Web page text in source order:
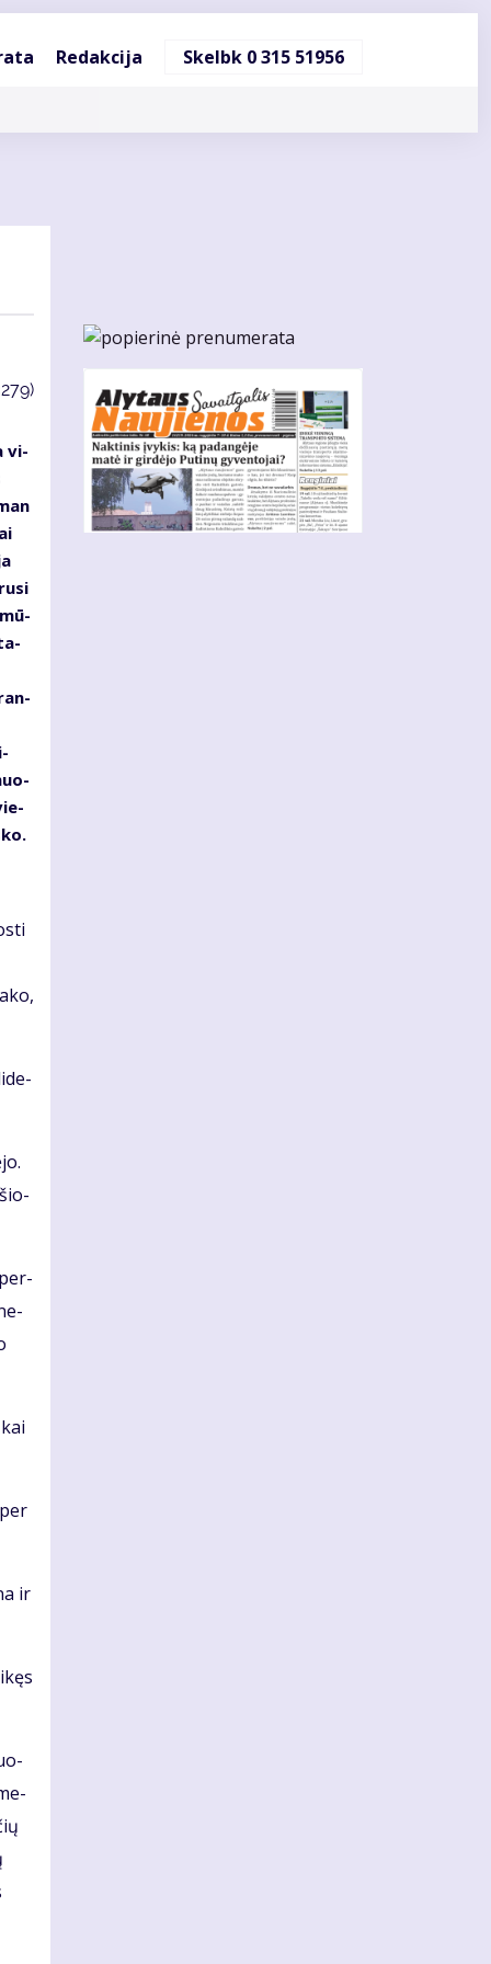
Redakcija Skelbk 0 315 51956
vi­
per­
ir